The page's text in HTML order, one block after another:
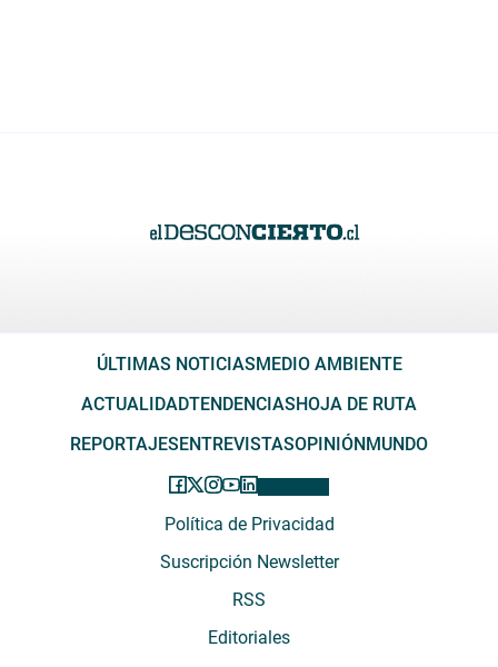
ÚLTIMAS NOTICIAS MEDIO AMBIENTE
ACTUALIDADTENDENCIAS HOJA DE RUTA
REPORTAJES ENTREVISTASOPINIÓN MUNDO
Política de Privacidad
Suscripción Newsletter
RSS
Editoriales